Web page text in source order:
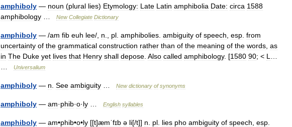
amphiboly — noun (plural lies) Etymology: Late Latin amphibolia Date: circa 1588
amphibology
New Collegiate Dictionary
amphiboly — /am fib euh lee/, n pl amphibolies ambiguity of speech esp from
uncertainty of the grammatical construction rather than of the meaning of the words as
in The Duke yet lives that Henry shall depose Also called amphibology. [1580 90; < L
Universalium
amphiboly — n See ambiguity New dictionary of synonyms
amphiboly — am·phib·o·ly English syllables
amphiboly — am•phib•o•ly [[t]æmˈfɪb ə li[/t]] n pl lies pho ambiguity of speech esp